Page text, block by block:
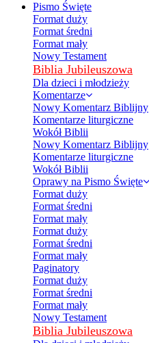
Pismo Święte
Format duży
Format średni
Format mały
Nowy Testament
Biblia Jubileuszowa
Dla dzieci i młodzieży
Komentarze
Nowy Komentarz Biblijny
Komentarze liturgiczne
Wokół Biblii
Nowy Komentarz Biblijny
Komentarze liturgiczne
Wokół Biblii
Oprawy na Pismo Święte
Format duży
Format średni
Format mały
Format duży
Format średni
Format mały
Paginatory
Format duży
Format średni
Format mały
Nowy Testament
Biblia Jubileuszowa